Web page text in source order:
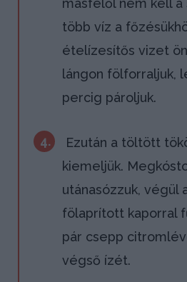
másfelől nem kell a
több víz a
ételízesítős vizet
lángon fölforraljuk,
percig pároljuk.
4.
Ezután a töltött
kiemeljük.
utánasózzuk, végül
fölaprított kaporral
pár csepp
végső ízét.